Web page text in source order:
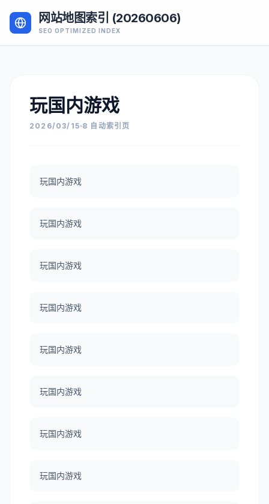
网站地图索引 (20260606)
SEO OPTIMIZED INDEX
玩国内游戏
2026/03/15 8 自动索引页
玩国内游戏
玩国内游戏
玩国内游戏
玩国内游戏
玩国内游戏
玩国内游戏
玩国内游戏
玩国内游戏